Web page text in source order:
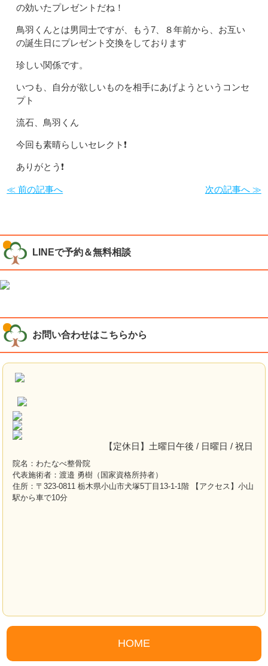
の効いたプレゼントだね！
鳥羽くんとは男同士ですが、もう7、８年前から、お互い
の誕生日にプレゼント交換をしております
珍しい関係です。
いつも、自分が欲しいものを相手にあげようというコンセ
プト
流石、鳥羽くん
今回も素晴らしいセレクト❗️
ありがとう❗️
≪ 前の記事へ 次の記事へ ≫
LINEで予約＆無料相談
お問い合わせはこちらから
【定休日】土曜日午後 / 日曜日 / 祝日
院名：わたなべ整骨院
代表施術者：渡邉 勇樹（国家資格所持者）
住所：〒323-0811 栃木県小山市犬塚5丁目13-1-1階 【アクセス】小山
駅から車で10分
HOME